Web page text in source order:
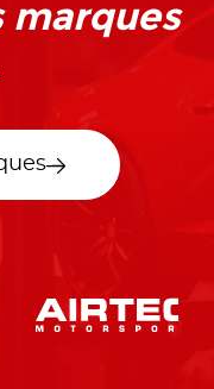
marques